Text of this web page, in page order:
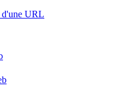
d'une URL